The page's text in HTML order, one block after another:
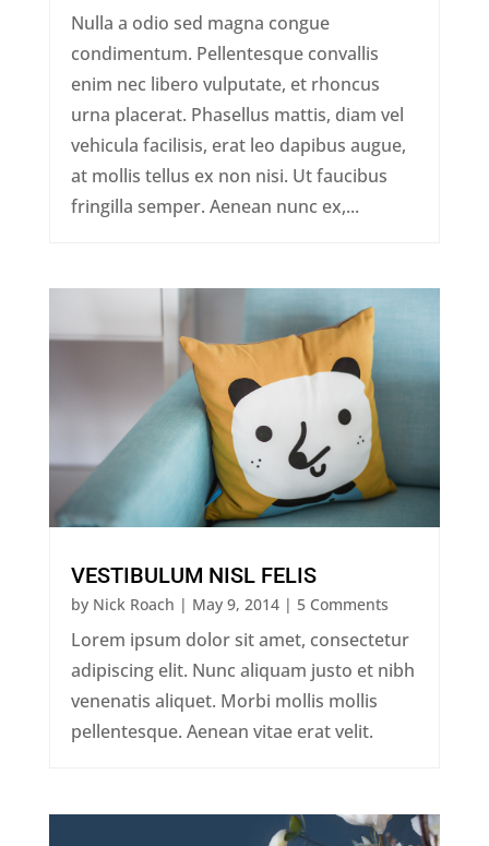
Nulla a odio sed magna congue
condimentum. Pellentesque convallis
enim nec libero vulputate, et rhoncus
urna placerat. Phasellus mattis, diam vel
vehicula facilisis, erat leo dapibus augue,
at mollis tellus ex non nisi. Ut faucibus
fringilla semper. Aenean nunc ex,...
VESTIBULUM NISL FELIS
by Nick Roach | May 9, 2014| 5 Comments
Lorem ipsum dolor sit amet, consectetur
adipiscing elit. Nunc aliquam justo et nibh
venenatis aliquet. Morbi mollis mollis
pellentesque. Aenean vitae erat velit.